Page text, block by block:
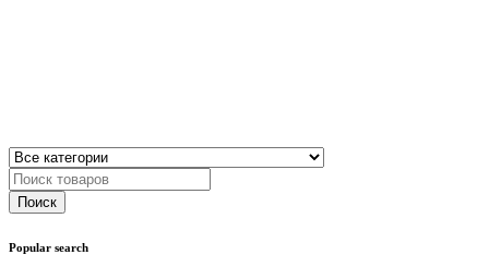
Popular search